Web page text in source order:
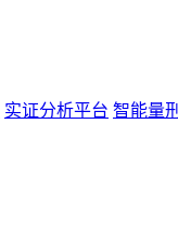
实证分析平台 智能量